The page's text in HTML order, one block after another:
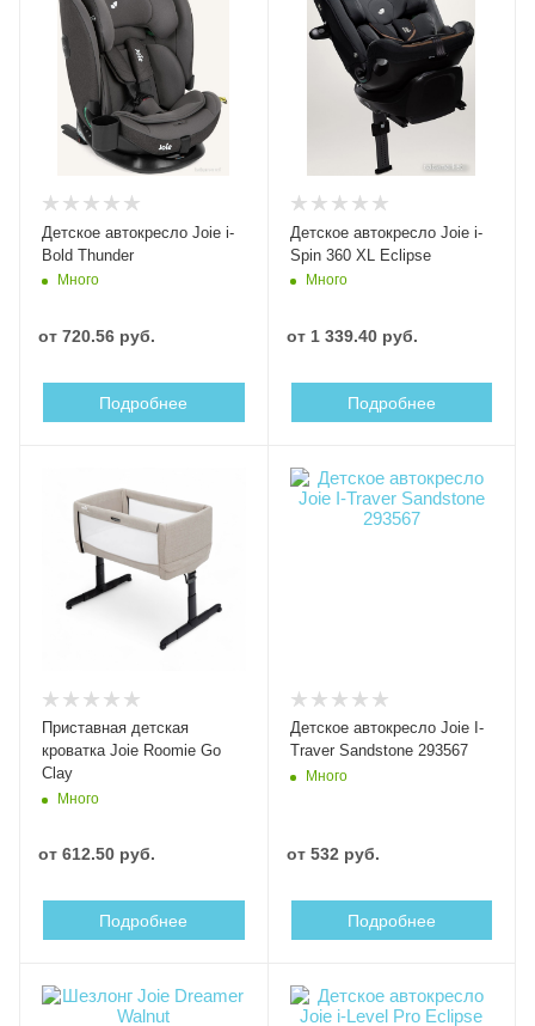
Детское автокресло Joie i-
Bold Thunder
Много
от 720.56 руб.
Подробнее
Детское автокресло Joie i-
Spin 360 XL Eclipse
Много
от 1 339.40 руб.
Подробнее
Приставная детская
кроватка Joie Roomie Go
Сlay
Много
от 612.50 руб.
Подробнее
Детское автокресло Joie I-
Traver Sandstone 293567
Много
от 532 руб.
Подробнее